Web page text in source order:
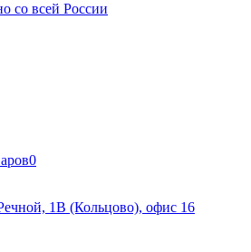
со всей России
0
1В (Кольцово), офис 16